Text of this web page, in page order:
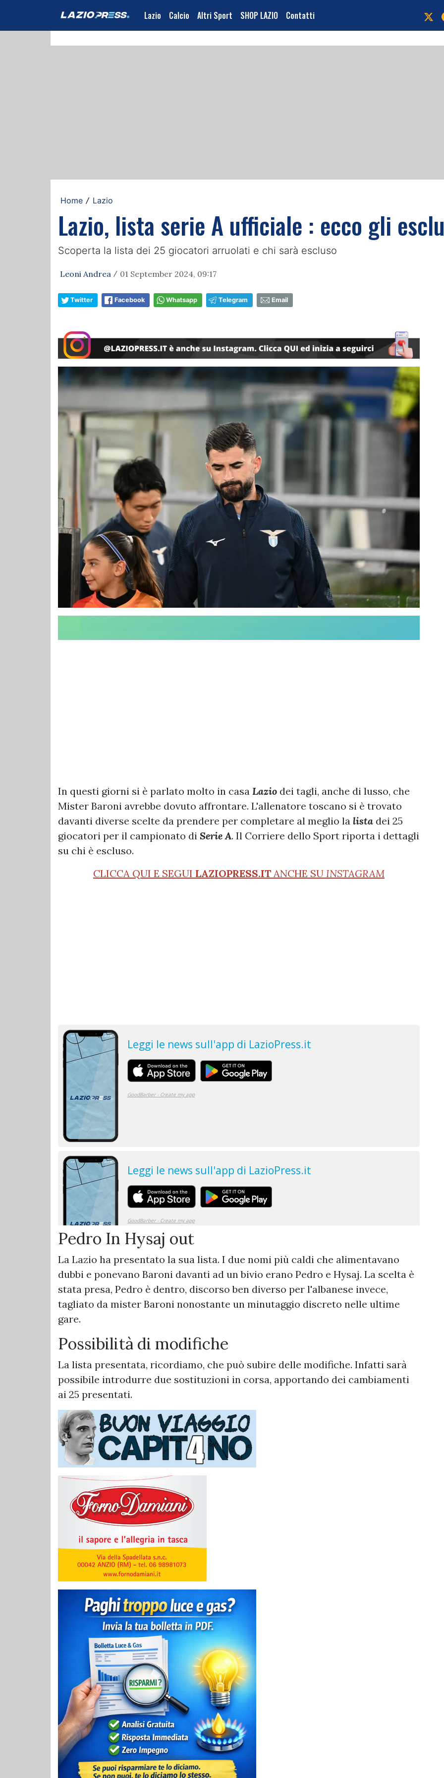
Lazio Calcio Altri Sport SHOP LAZIO Contatti
Home / Lazio
Lazio, lista serie A ufficiale : ecco gli
Scoperta la lista dei 25 giocatori arruolati e chi sarà escluso
Leoni Andrea / 01 September 2024, 09:17
Twitter Facebook Whatsapp Telegram Email
In questi giorni si è parlato molto in casa Lazio dei tagli, anche di lusso, che
Mister Baroni avrebbe dovuto affrontare. L'allenatore toscano si è trovato
davanti diverse scelte da prendere per completare al meglio la lista dei 25
giocatori per il campionato di Serie A. Il Corriere dello Sport riporta i dettagli
su chi è escluso.
CLICCA QUI E SEGUI LAZIOPRESS.IT ANCHE SU INSTAGRAM
Pedro In Hysaj out
La Lazio ha presentato la sua lista. I due nomi più caldi che alimentavano
dubbi e ponevano Baroni davanti ad un bivio erano Pedro e Hysaj. La scelta è
stata presa, Pedro è dentro, discorso ben diverso per l'albanese invece,
tagliato da mister Baroni nonostante un minutaggio discreto nelle ultime
gare.
Possibilità di modifiche
La lista presentata, ricordiamo, che può subire delle modifiche. Infatti sarà
possibile introdurre due sostituzioni in corsa, apportando dei cambiamenti
ai 25 presentati.